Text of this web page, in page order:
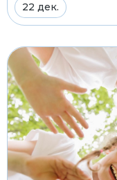
22 дек.